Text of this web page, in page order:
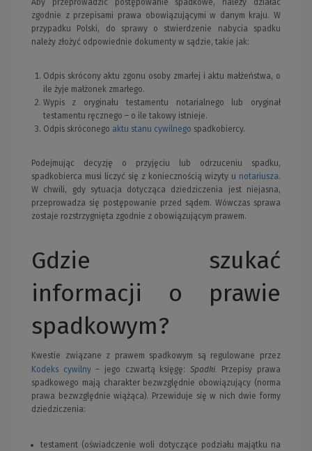
Aby przeprowadzić postępowanie spadkowe, należy działać
zgodnie z przepisami prawa obowiązującymi w danym kraju. W
przypadku Polski, do sprawy o stwierdzenie nabycia spadku
należy złożyć odpowiednie dokumenty w sądzie, takie jak:
Odpis skrócony aktu zgonu osoby zmarłej i aktu małżeństwa, o
ile żyje małżonek zmarłego.
Wypis z oryginału testamentu notarialnego lub oryginał
testamentu ręcznego – o ile takowy istnieje.
Odpis skróconego aktu stanu cywilnego spadkobiercy.
Podejmując decyzję o przyjęciu lub odrzuceniu spadku,
spadkobierca musi liczyć się z koniecznością wizyty u notariusza.
W chwili, gdy sytuacja dotycząca dziedziczenia jest niejasna,
przeprowadza się postępowanie przed sądem. Wówczas sprawa
zostaje rozstrzygnięta zgodnie z obowiązującym prawem.
Gdzie szukać
informacji o prawie
spadkowym?
Kwestie związane z prawem spadkowym są regulowane przez
Kodeks cywilny– jego czwartą księgę: Spadki.
Przepisy prawa
spadkowego mają charakter bezwzględnie obowiązujący (norma
prawa bezwzględnie wiążąca). Przewiduje się w nich dwie formy
dziedziczenia:
testament (oświadczenie woli dotyczące podziału majątku na